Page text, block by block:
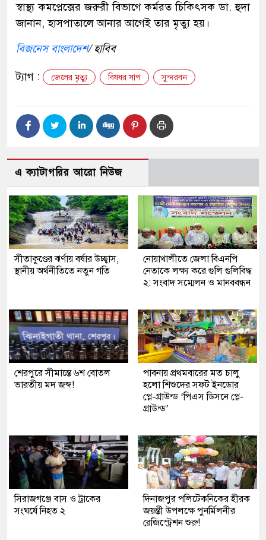
স্বাস্থ্য কমপ্লেক্সের জরুরী বিভাগে কর্মরত চিকিৎসক ডা. হুদা
জানান, হাসপাতালে আনার আগেই তার মৃত্যু হয়।
বিজনেস বাংলাদেশ/ হাবিব
ট্যাগ : জেলের মৃত্যু বিষধর সাপ সুন্দরবন
এ ক্যাটাগরির আরো নিউজ
সীতাকুণ্ডের ঝর্ণায় বর্ষার উচ্ছ্বাস,
স্থানীয় অর্থনীতিতে নতুন গতি
নোয়াখালীতে জেলা বিএনপি
নেতাকে লক্ষ্য করে গুলি গুলিবিদ্ধ
২: সংবাদ সম্মেলন ও মানববন্ধন
শেরপুরে সীমান্তে ৬শ বোতল
ভারতীয় মদ জব্দ!
পাবনায় প্রথমবারের মত চালু
হলো শিশুদের সফট ইনডোর
প্লে-গ্রাউন্ড ‘পিএস ডিসনে প্লে-
গ্রাউন্ড’
সিরাজগঞ্জে বাস ও ট্রাকের
সংঘর্ষে নিহত ২
দিনাজপুর পলিটেকনিকের হীরক
জয়ন্তী উপলক্ষে পুনর্মিলনীর
রেজিস্ট্রেশন শুরু!